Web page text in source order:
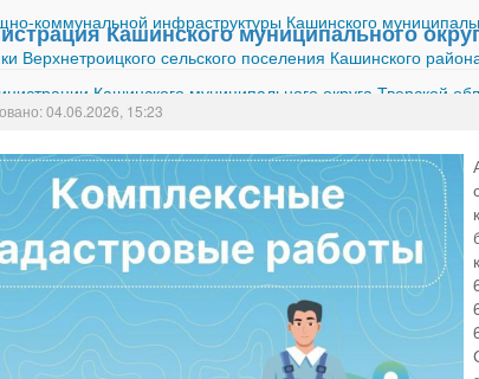
коммунальной инфраструктуры Кашинского
Верхнетроицкого сельского поселения Кашинского
Кашинского муниципального округа Тверской
Кашинского муниципального
04.06.2026, 15:23